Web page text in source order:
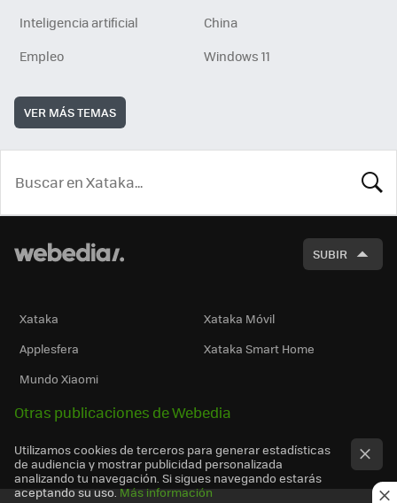
Inteligencia artificial
China
Empleo
Windows 11
VER MÁS TEMAS
SUBIR
Xataka
Xataka Móvil
Applesfera
Xataka Smart Home
Mundo Xiaomi
Otras publicaciones de Webedia
Utilizamos cookies de terceros para generar estadísticas
de audiencia y mostrar publicidad personalizada
analizando tu navegación. Si sigues navegando estarás
aceptando su uso. Más información